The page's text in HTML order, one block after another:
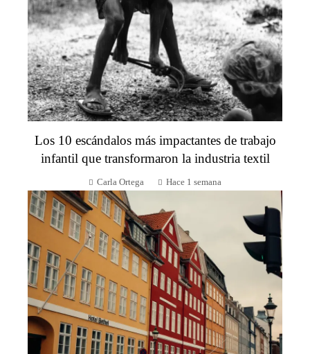
Los 10 escándalos más impactantes de trabajo
infantil que transformaron la industria textil
Carla Ortega Hace 1 semana